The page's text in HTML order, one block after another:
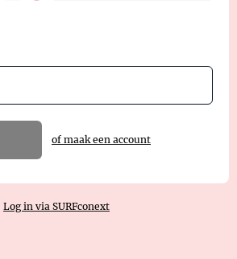
of maak een account
Log in via SURFconext